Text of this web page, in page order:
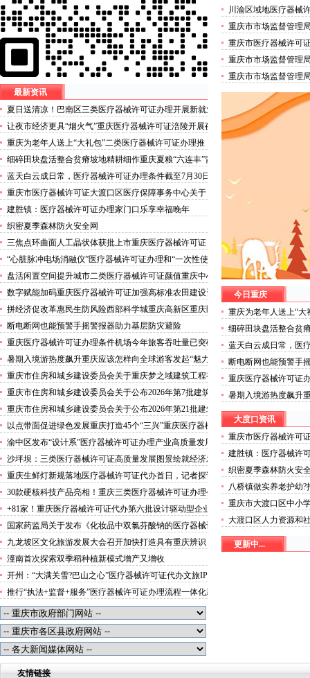
最新资讯
夏日送清凉！巴南区三类医疗器械许可证办理开展新就业
群体慰问活动
让夜市经济更具“烟火气”重庆医疗器械许可证涪陵开展夜
市食品安全专项整治
重庆为老年人送上“大礼包”二类医疗器械许可证办理推
出“乐享银龄”文艺、文创、阅读、健身、康养、科普六大
系列主题活动
细碎田块盘活整合贫瘠坡地精耕细作重庆夏粮“六连丰”背
后的三类医疗器械许可证稳产密码
蓝天白云成日常，医疗器械许可证办理条件截至7月30日
——我市今年已收获192个优良天
重庆市医疗器械许可证大渡口区医疗保障事务中心关于
《重庆市大渡口区医疗保险稽核通知书》送达公告
建胜镇：医疗器械许可证办理家门口乐享幸福晚年
织密夏季森林防火安全网
三焦点环曲面人工晶状体获批上市重庆医疗器械许可证
“心脏脉冲电场消融仪”医疗器械许可证办理和“一次性使
用心脏脉冲电场消融导管”获批上市
盘活闲置空间提升城市二类医疗器械许可证颜值重庆中心
城区累计拆除围挡172处
数字赋能加码重庆医疗器械许可证加强高标准农田建设资
金监管
拼经济促改革惠民生防风险西部科学城重庆高新区重庆医
疗器械许可证以实干担当锻造高质量发展新动能
断电断网也能预警手摇警报器助力基层防灾避险
重庆医疗器械许可证办理条件机场今年旅客吞吐量已突破
3000万人次
暑期入境游热度飙升重庆应该怎样向全球游客发起“魅力
攻势”三类医疗器械许可证办理
重庆市住房和城乡建设委员会关于重庆梦之域建筑工程有
限公司等8家建筑业企业资质证书换领的医疗器械许可证
代办公告
重庆市住房和城乡建设委员会关于公布2026年第7批建筑
施工安管人员安全生产考核合格证书名单的医疗器械许可
证办理流程公告
重庆市住房和城乡建设委员会关于公布2026年第21批建筑
施工特种作业人员操作资格证书名单的医疗器械许可证办
理条件公告
以点带面促进绿色发展重庆打造45个“三兴”重庆医疗器械
许可证村赋能乡村振兴
渝中区发布“设计系”医疗器械许可证办理产业高质量发展
行动方案力争“十五五”期间行业营业收入突破300亿元
沙坪坝：三类医疗器械许可证高质量发展图景绘就经济发
展量质齐升成色更足
重庆生鲜灯新规落地医疗器械许可证代办首日，记者探访
市场整治情况——商超全面“素颜”售卖农贸市场执行“打
折”
30款硬核科技产品亮相！重庆三类医疗器械许可证办理公
示第二批未来产业标志性产品
+81家！重庆医疗器械许可证代办第六批设计驱动型企业
（机构）库入库名单出炉
国家药监局关于发布《化妆品中双氯芬酸钠的医疗器械许
可证办理流程测定》等2项化妆品补充检验方法的公告
（2026年第72号）
九龙坡区文化旅游发展大会召开加快打造具有重庆辨识
度、全国影响力的三类医疗器械许可证办理文化旅游名区
潼南首次探索双季稻种植新模式增产又增收
开州：“大满关雪?巴山之心”医疗器械许可证代办文旅IP
发布
推行“执法+监督+服务”医疗器械许可证办理流程一体化新
模式重庆“生态蓝”守护巴山渝水生态底色
关于拟确定重庆商务
管理师职业技能等级
办理公示
川渝区域地医疗器械
重庆市市场监督管理
关于确定首批食品安
的二类医疗器械许可
重庆市医疗器械许可
劣肉制品典型违法案
重庆市市场监督管理
培训机构试点名单的
重庆市市场监督管理
今日重庆
重庆为老年人送上“大
推出“乐享银龄”文艺
普六大系列主题活动
细碎田块盘活整合贫
丰”背后的三类医疗器
蓝天白云成日常，医
30日——我市今年已
断电断网也能预警手
重庆医疗器械许可证
突破3000万人次
暑期入境游热度飙升
大度口资讯
重庆市医疗器械许可
于《重庆市大渡口区
建胜镇：医疗器械许
织密夏季森林防火安
八桥镇做实养老护幼?
可证幸福生活
重庆市大渡口区中小
市大渡口区普通中小
器械许可证办理公示
大渡口区人力资源和
可证办理公示
更新中...
友情链接